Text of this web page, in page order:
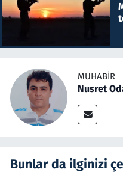
MUHABIR
Nusret
Bunlar da ilginizi